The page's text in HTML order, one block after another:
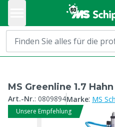
MS Greenline 1.7 Hahn
Art.-Nr.: 0809894Marke: MS
Unsere Empfehlung